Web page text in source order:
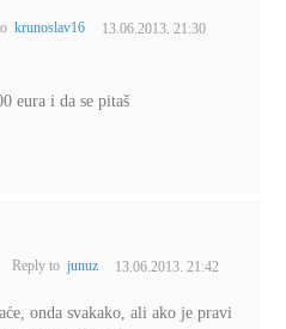
krunoslav16 13.06.2013. 21:30
eura i da se pitaš
Reply to junuz 13.06.2013. 21:42
onda svakako, ali ako je pravi